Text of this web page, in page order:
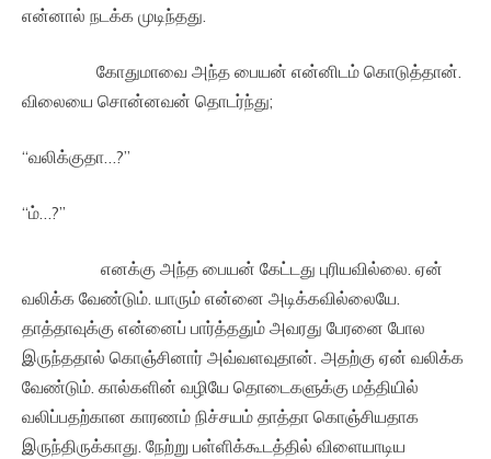
என்னால் நடக்க முடிந்தது.
கோதுமாவை அந்த பையன் என்னிடம் கொடுத்தான்.
விலையை சொன்னவன் தொடர்ந்து;
“வலிக்குதா…?”
“ம்…?”
எனக்கு அந்த பையன் கேட்டது புரியவில்லை. ஏன்
வலிக்க வேண்டும். யாரும் என்னை அடிக்கவில்லையே.
தாத்தாவுக்கு என்னைப் பார்த்ததும் அவரது பேரனை போல
இருந்ததால் கொஞ்சினார் அவ்வளவுதான். அதற்கு ஏன் வலிக்க
வேண்டும். கால்களின் வழியே தொடைகளுக்கு மத்தியில்
வலிப்பதற்கான காரணம் நிச்சயம் தாத்தா கொஞ்சியதாக
இருந்திருக்காது. நேற்று பள்ளிக்கூடத்தில் விளையாடிய